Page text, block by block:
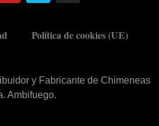
Política de cookies (UE)
y Fabricante de Chimeneas
Ambifuego.